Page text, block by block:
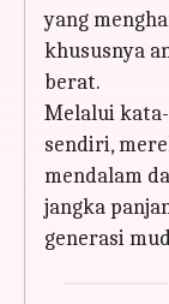
yang
khususnya
berat.
Melalui
sendiri,
mendalam
jangka
generasi